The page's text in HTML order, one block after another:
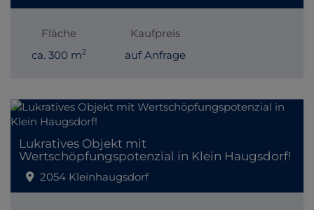
Fläche
ca. 300 m2
Kaufpreis
auf Anfrage
Lukratives Objekt mit
Wertschöpfungspotenzial in Klein Haugsdorf!
2054 Kleinhaugsdorf